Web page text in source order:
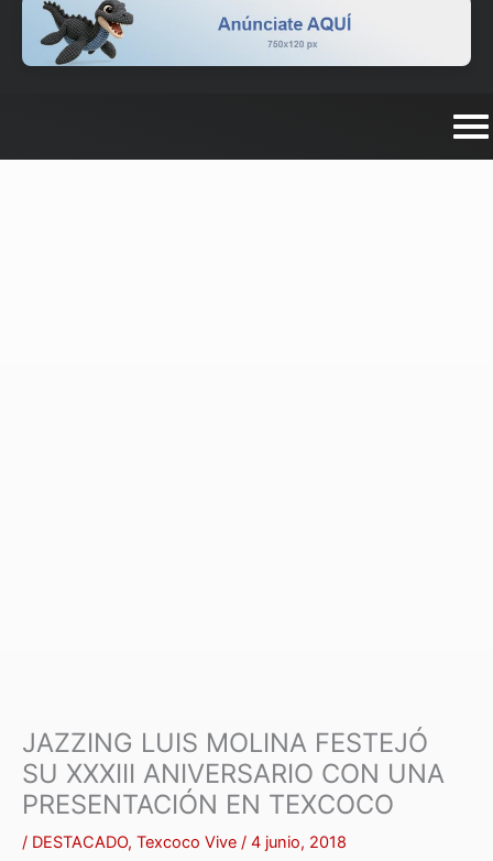
JAZZING LUIS MOLINA FESTEJÓ
SU XXXIII ANIVERSARIO CON UNA
PRESENTACIÓN EN TEXCOCO
/ DESTACADO, Texcoco Vive / 4 junio, 2018